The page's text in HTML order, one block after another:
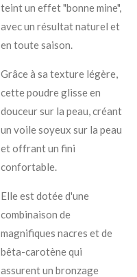
teint un effet "bonne mine",
avec un résultat naturel et
en toute saison.
Grâce à sa texture légère,
cette poudre glisse en
douceur sur la peau, créant
un voile soyeux sur la peau
et offrant un fini
confortable.
Elle est dotée d'une
combinaison de
magnifiques nacres et de
bêta-carotène qui
assurent un bronzage